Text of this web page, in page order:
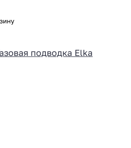
подводка Elka